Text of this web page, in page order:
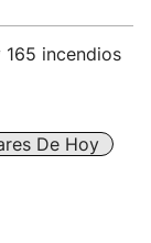
165 incendios
De Hoy